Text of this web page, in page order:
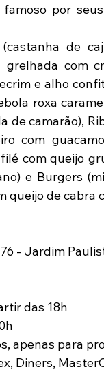
por
de
com
e alho
roxa
de camarão),
com
com queijo
e Burgers
queijo de cabra
- Jardim
das 18h
apenas para
Diners,